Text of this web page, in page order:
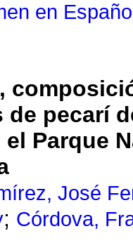
en
de pecarí
el Parque
José
; Córdova,